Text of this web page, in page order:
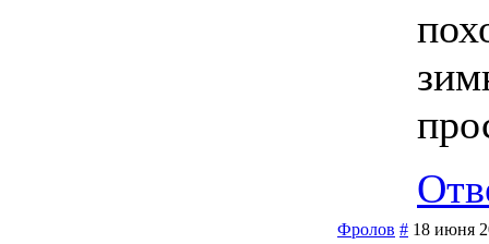
Фролов # 18 июня